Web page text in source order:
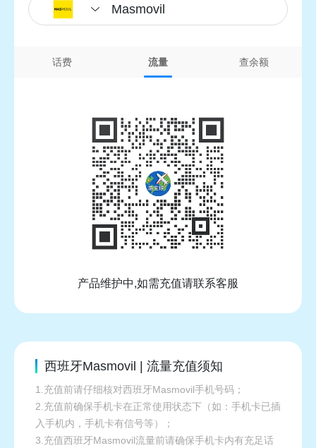
Masmovil
话费 流量 查余额
产品维护中,如需充值请联系客服
西班牙Masmovil | 流量充值须知
1.充值前请仔细核对西班牙Masmovil手机号码；
2.充值前确保手机卡在正常使用状态下（如：手机卡已插
入手机内，手机卡有信号等）；
3.充值西班牙Masmovil流量前请确保手机卡内有充足话